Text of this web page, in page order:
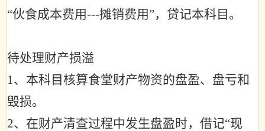
“伙食成本费用---摊销费用 ”，贷记本科目。
待处理财产损溢
1、本科目核算食堂财产物资的盘盈、盘亏和
毁损。
2、在财产清查过程中发生盘盈时，借记“现